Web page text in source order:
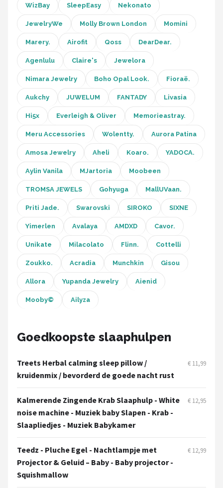
WizBay SleepEasy Nekonato
JewelryWe Molly Brown London Momini
Marery. Airofit Qoss DearDear.
Agenlulu Claire's Jewelora
Nimara Jewelry Boho Opal Look. Fioraë.
Aukchy JUWELUM FANTADY Livasia
Hi5x Everleigh & Oliver Memorieastray.
Meru Accessories Wolentty. Aurora Patina
Amosa Jewelry Aheli Koaro. YADOCA.
Aylin Vanila MJartoria Moobeen
TROMSA JEWELS Gohyuga MallUVaan.
Priti Jade. Swarovski SIROKO SIXNE
Yimerlen Avalaya AMDXD Cavor.
Unikate Milacolato Flinn. Cottelli
Zoukko. Acradia Munchkin Gisou
Allora Yupanda Jewelry Aienid
Mooby© Ailyza
Goedkoopste slaaphulpen
Treets Herbal calming sleep pillow /
kruidenmix / bevorderd de goede nacht rust
€ 11,99
Kalmerende Zingende Krab Slaaphulp - White
noise machine - Muziek baby Slapen - Krab -
Slaapliedjes - Muziek Babykamer
€ 12,95
Teedz - Pluche Egel - Nachtlampje met
Projector & Geluid – Baby - Baby projector -
Squishmallow
€ 12,99